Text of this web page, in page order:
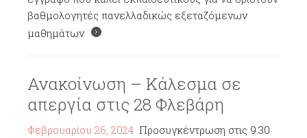
βαθμολογητές πανελλαδικώς εξεταζόμενων
μαθημάτων
Ανακοίνωση – Κάλεσμα σε
απεργία στις 28 Φλεβάρη
Φεβρουαρίου 26, 2024 Προσυγκέντρωση στις 9.30